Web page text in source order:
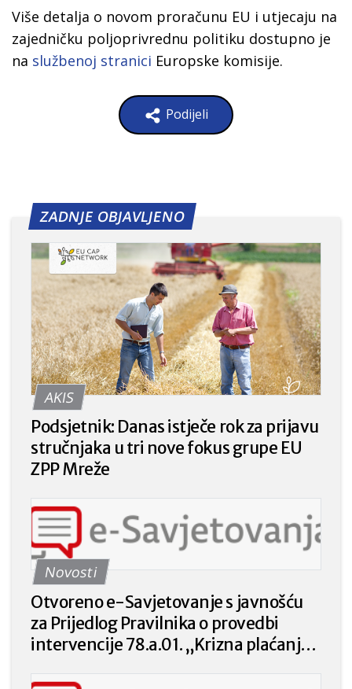
Više detalja o novom proračunu EU i utjecaju na
zajedničku poljoprivrednu politiku dostupno je
na službenoj stranici Europske komisije.
Podijeli
ZADNJE OBJAVLJENO
AKIS
Podsjetnik: Danas istječe rok za prijavu
stručnjaka u tri nove fokus grupe EU
ZPP Mreže
Novosti
Otvoreno e-Savjetovanje s javnošću
za Prijedlog Pravilnika o provedbi
intervencije 78.a.01. „Krizna plaćanja